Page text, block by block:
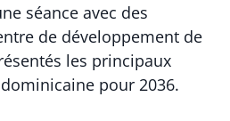
séance avec des
de développement de
les principaux
pour 2036.